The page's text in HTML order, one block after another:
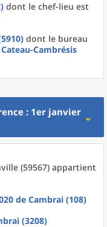
dont le chef-lieu est
dont le bureau
Cateau-Cambrésis
: 1er janvier
(59567) appartient
de Cambrai (108)
(3208)